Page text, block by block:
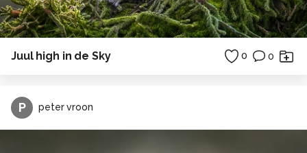
Juul high in de Sky 0 0
P peter vroon